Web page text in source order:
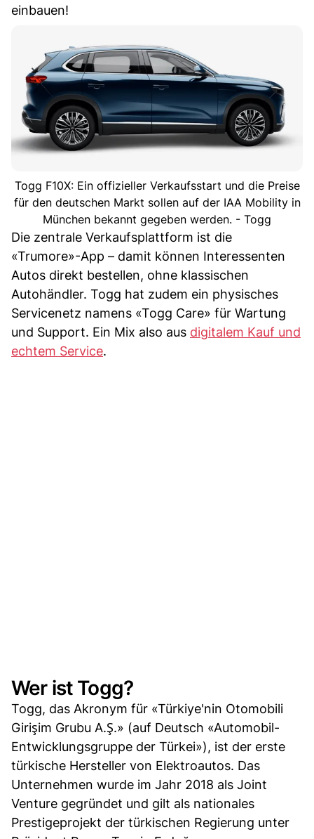
einbauen!
Togg F10X: Ein offizieller Verkaufsstart und die Preise
für den deutschen Markt sollen auf der IAA Mobility in
München bekannt gegeben werden. - Togg
Die zentrale Verkaufsplattform ist die
«Trumore»-App – damit können Interessenten
Autos direkt bestellen, ohne klassischen
Autohändler. Togg hat zudem ein physisches
Servicenetz namens «Togg Care» für Wartung
und Support. Ein Mix also aus digitalem Kauf und
echtem Service.
Wer ist Togg?
Togg, das Akronym für «Türkiye'nin Otomobili
Girişim Grubu A.Ş.» (auf Deutsch «Automobil-
Entwicklungsgruppe der Türkei»), ist der erste
türkische Hersteller von Elektroautos. Das
Unternehmen wurde im Jahr 2018 als Joint
Venture gegründet und gilt als nationales
Prestigeprojekt der türkischen Regierung unter